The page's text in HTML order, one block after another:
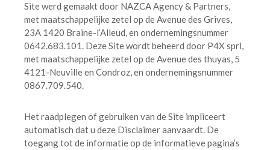
Site werd gemaakt door NAZCA Agency & Partners,
met maatschappelijke zetel op de Avenue des Grives,
23A 1420 Braine-l’Alleud, en ondernemingsnummer
0642.683.101. Deze Site wordt beheerd door P4X sprl,
met maatschappelijke zetel op de Avenue des thuyas, 5
4121-Neuville en Condroz, en ondernemingsnummer
0867.709.540.
Het raadplegen of gebruiken van de Site impliceert
automatisch dat u deze Disclaimer aanvaardt. De
toegang tot de informatie op de informatieve pagina’s